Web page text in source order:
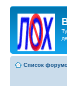
Список